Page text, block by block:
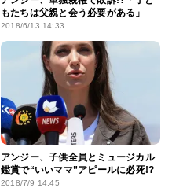
もたちは父親と会う必要がある」
2018/6/13 14:33
アンジー、子供全員とミュージカル
鑑賞で“いいママ”アピールに必死!?
2018/7/9 14:45